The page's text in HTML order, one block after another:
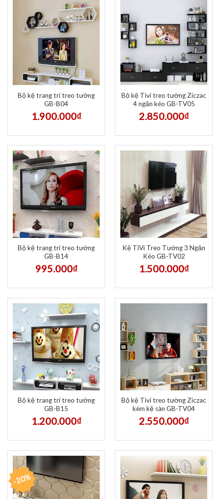
Bộ kệ trang trí treo tường
GB-B04
1.900.000₫
Bộ kệ Tivi treo tường Ziczac
4 ngăn kéo GB-TV05
2.850.000₫
Bộ kệ trang trí treo tường
GB-B14
995.000₫
Kệ TiVi Treo Tường 3 Ngăn
Kéo GB-TV02
1.500.000₫
Bộ kệ trang trí treo tường
GB-B15
1.200.000₫
Bộ kệ Tivi treo tường Ziczac
kèm kệ sàn GB-TV04
2.550.000₫
-20%